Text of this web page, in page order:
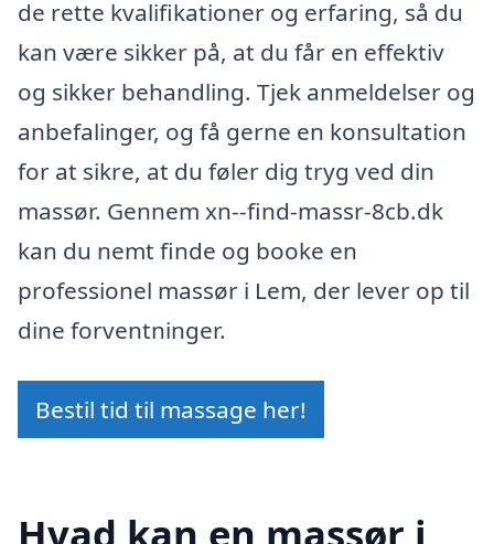
de rette kvalifikationer og erfaring, så du
kan være sikker på, at du får en effektiv
og sikker behandling. Tjek anmeldelser og
anbefalinger, og få gerne en konsultation
for at sikre, at du føler dig tryg ved din
massør. Gennem xn--find-massr-8cb.dk
kan du nemt finde og booke en
professionel massør i Lem, der lever op til
dine forventninger.
Bestil tid til massage her!